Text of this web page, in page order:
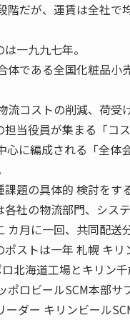
階だが、運賃は全社
一九九七年。
体である全国化粧品
流コストの削減、荷受
当役員が集まる「コ
心に編成される「全
題の具体的 検討をす
社の物流部門、シス
カ月に一回、共同配送
ストは一年 札幌 キ
北海道工場とキリン
ポロビールSCM本部
ーダー キリンビール